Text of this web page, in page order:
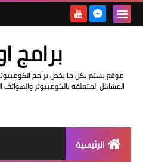
برامج
موقع يهتم بكل ما يخص برامج الكومبيوتر
المشاكل المتعلقة بالكومبيوتر والهواتف
الرئيسية